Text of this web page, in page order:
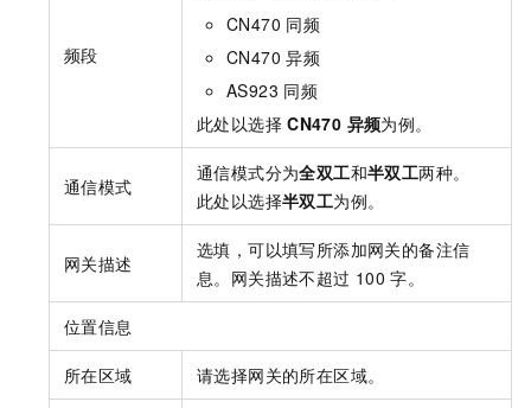
频段
CN470 同频
CN470 异频
AS923 同频
此处以选择 CN470 异频为例。
通信模式
通信模式分为全双工和半双工两种。
此处以选择半双工为例。
网关描述
选填，可以填写所添加网关的备注信
息。网关描述不超过 100 字。
位置信息
所在区域 请选择网关的所在区域。